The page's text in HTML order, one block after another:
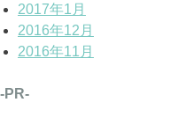
2017年1月
2016年12月
2016年11月
-PR-